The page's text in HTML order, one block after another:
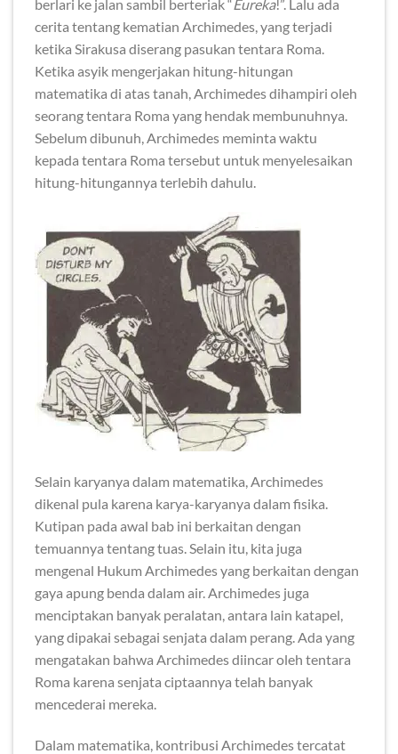
berlari ke jalan sambil berteriak “Eureka!”. Lalu ada
cerita tentang kematian Archimedes, yang terjadi
ketika Sirakusa diserang pasukan tentara Roma.
Ketika asyik mengerjakan hitung-hitungan
matematika di atas tanah, Archimedes dihampiri oleh
seorang tentara Roma yang hendak membunuhnya.
Sebelum dibunuh, Archimedes meminta waktu
kepada tentara Roma tersebut untuk menyelesaikan
hitung-hitungannya terlebih dahulu.
Selain karyanya dalam matematika, Archimedes
dikenal pula karena karya-karyanya dalam fisika.
Kutipan pada awal bab ini berkaitan dengan
temuannya tentang tuas. Selain itu, kita juga
mengenal Hukum Archimedes yang berkaitan dengan
gaya apung benda dalam air. Archimedes juga
menciptakan banyak peralatan, antara lain katapel,
yang dipakai sebagai senjata dalam perang. Ada yang
mengatakan bahwa Archimedes diincar oleh tentara
Roma karena senjata ciptaannya telah banyak
mencederai mereka.
Dalam matematika, kontribusi Archimedes tercatat